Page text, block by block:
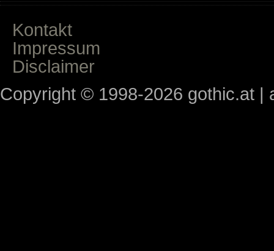
Kontakt
Impressum
Disclaimer
Copyright © 1998-2026 gothic.at |